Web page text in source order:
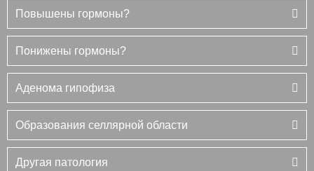
Повышены гормоны?
Понижены гормоны?
Аденома гипофиза
Образования селлярной области
Другая патология